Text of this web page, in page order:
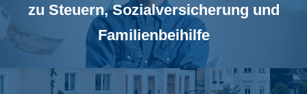
zu Steuern, Sozialversicherung und
Familienbeihilfe